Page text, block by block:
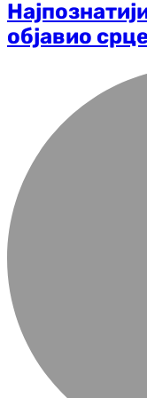
објавио